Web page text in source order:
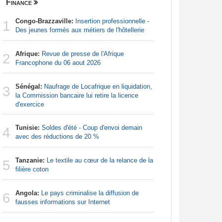
Finance
1 Congo-Brazzaville: Insertion professionnelle -
Des jeunes formés aux métiers de l'hôtellerie
2 Afrique: Revue de presse de l'Afrique
Francophone du 06 aout 2026
3 Sénégal: Naufrage de Locafrique en liquidation,
la Commission bancaire lui retire la licence
d'exercice
4 Tunisie: Soldes d'été - Coup d'envoi demain
avec des réductions de 20 %
5 Tanzanie: Le textile au cœur de la relance de la
filière coton
6 Angola: Le pays criminalise la diffusion de
fausses informations sur Internet